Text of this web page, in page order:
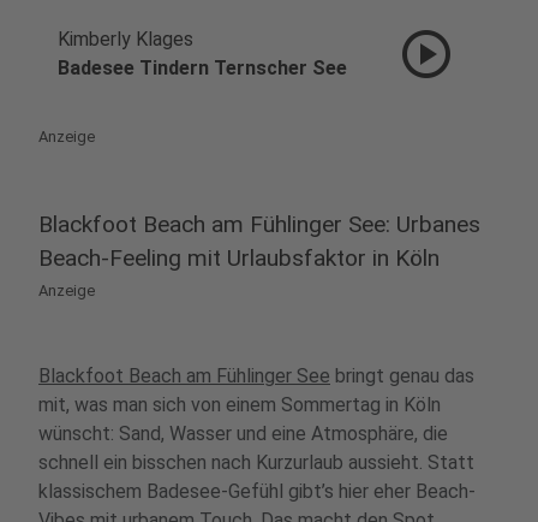
Kimberly Klages
Badesee Tindern Ternscher See
play_circle
Anzeige
Blackfoot Beach am Fühlinger See: Urbanes
Beach-Feeling mit Urlaubsfaktor in Köln
Anzeige
Blackfoot Beach am Fühlinger See bringt genau das
mit, was man sich von einem Sommertag in Köln
wünscht: Sand, Wasser und eine Atmosphäre, die
schnell ein bisschen nach Kurzurlaub aussieht. Statt
klassischem Badesee-Gefühl gibt’s hier eher Beach-